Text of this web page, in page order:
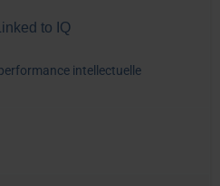
to IQ
intellectuelle